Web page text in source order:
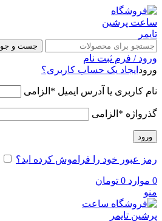
جست و جو
ورود / فرم ثبت نام
ورود ایجاد یک حساب کاربری؟
نام کاربری یا آدرس ایمیل * الزامی
گذرواژه * الزامی
ورود
رمز عبور خود را فراموش کرده اید؟
0 موارد 0 تومان
منو